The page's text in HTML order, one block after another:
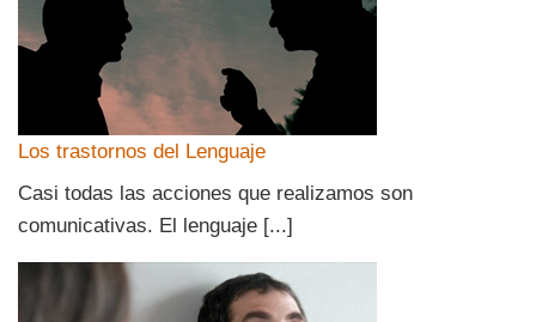
Los trastornos del Lenguaje
Casi todas las acciones que realizamos son
comunicativas. El lenguaje [...]